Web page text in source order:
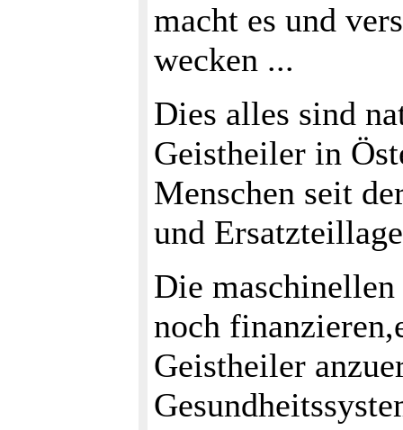
macht es und
wecken ...
Dies alles sind
Geistheiler in
Menschen seit
und
Die maschinellen
noch
Geistheiler